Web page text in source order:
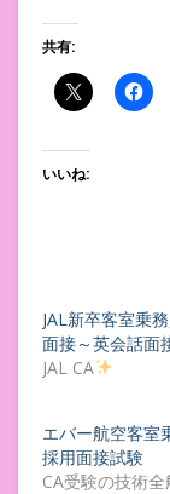
共有:
いいね:
JAL新卒客室乗
面接～英会話面
JAL CA
エバー航空客室
採用面接試験
CA受験の技術全